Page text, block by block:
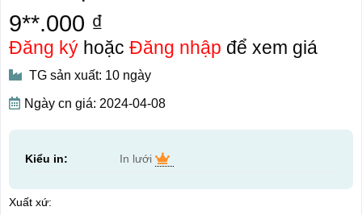
9**.000 ₫
Đăng kýhoặc Đăng nhập để xem giá
TG sản xuất: 10 ngày
Ngày cn giá: 2024-04-08
Kiểu in: In lưới
Xuất xứ: